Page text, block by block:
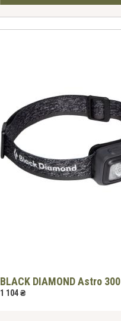
BLACK DIAMOND Astro 300
1 104 ₴